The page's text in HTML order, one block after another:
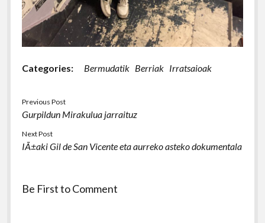
Categories: Bermudatik Berriak Irratsaioak
Previous Post
Gurpildun Mirakulua jarraituz
Next Post
IÃ±aki Gil de San Vicente eta aurreko asteko dokumentala
Be First to Comment